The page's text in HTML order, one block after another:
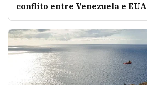
conflito entre Venezuela e EUA